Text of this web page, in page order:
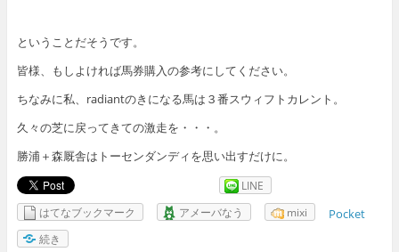
ということだそうです。
皆様、もしよければ馬券購入の参考にしてください。
ちなみに私、radiantのきになる馬は３番スウィフトカレント。
久々の芝に戻ってきての激走を・・・。
勝浦＋森厩舎はトーセンダンディを思い出すだけに。
LINE
はてなブックマーク
アメーバなう mixi Pocket
続き